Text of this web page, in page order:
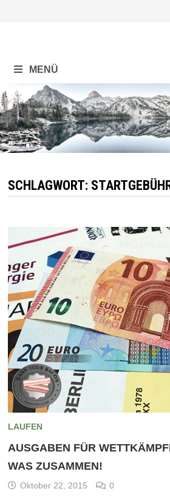
MENÜ
SCHLAGWORT:
LAUFEN
AUSGABEN FÜR
WAS ZUSAMMEN!
Oktober 22, 2015 0